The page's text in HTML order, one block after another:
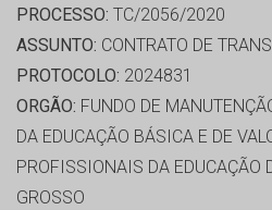
PROCESSO: TC/2056/2020
ASSUNTO: CONTRATO DE
PROTOCOLO: 2024831
ORGÃO: FUNDO DE
DA EDUCAÇÃO BÁSICA E DE
PROFISSIONAIS DA EDUCAÇÃO
GROSSO